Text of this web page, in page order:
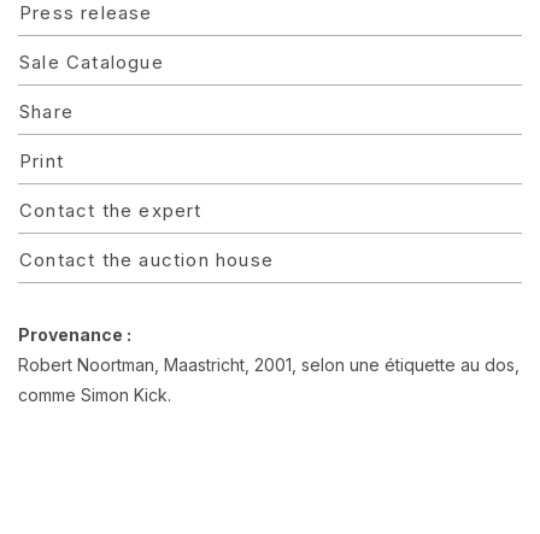
Press release
Sale Catalogue
Share
Print
Contact the expert
Contact the auction house
Provenance :
Robert Noortman, Maastricht, 2001, selon une étiquette au dos,
comme Simon Kick.